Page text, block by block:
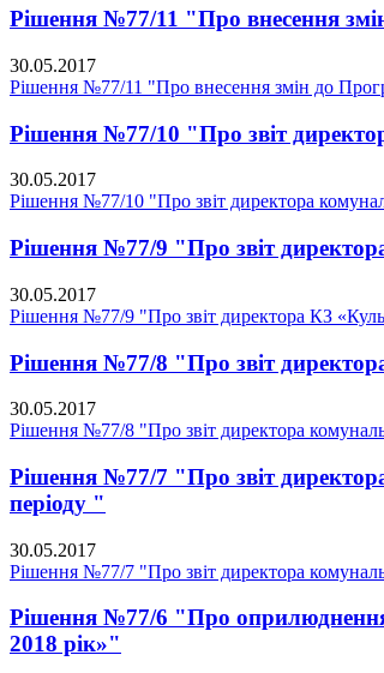
Рішення №77/11 "Про внесення
30.05.2017
Рішення №77/11 "Про внесення змін до
Рішення №77/10 "Про звіт
30.05.2017
Рішення №77/10 "Про звіт директора
Рішення №77/9 "Про звіт
30.05.2017
Рішення №77/9 "Про звіт директора КЗ
Рішення №77/8 "Про звіт
30.05.2017
Рішення №77/8 "Про звіт директора
Рішення №77/7 "Про звіт
періоду "
30.05.2017
Рішення №77/7 "Про звіт директора
Рішення №77/6 "Про оприлюднення
2018 рік»"